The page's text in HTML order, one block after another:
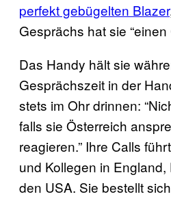
perfekt gebügelten Blazer
Gesprächs hat sie “einen
Das Handy hält sie
Gesprächszeit in der
stets im Ohr drinnen:
falls sie Österreich
reagieren.” Ihre Calls
und Kollegen in
den USA. Sie bestellt